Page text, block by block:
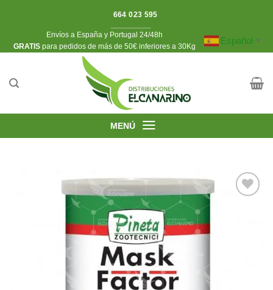
664 023 595
Envíos a España y Portugal 24/48h
​GRATIS para pedidos de más de 50€ inferiores a 30Kg
Español ▼
MENÚ